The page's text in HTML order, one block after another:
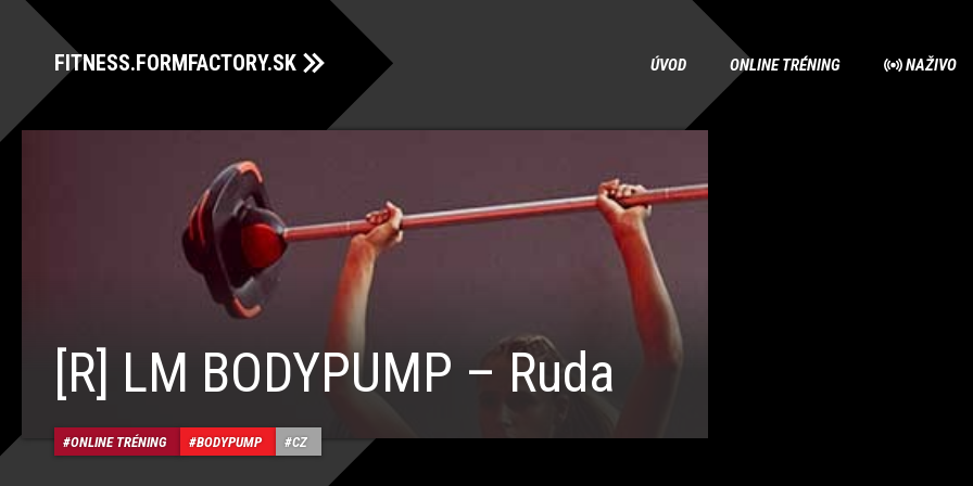
FITNESS.FORMFACTORY.SK ÚVOD ONLINE TRÉNING NAŽIVO
[R] LM BODYPUMP – Ruda
ONLINE TRÉNING BODYPUMP CZ